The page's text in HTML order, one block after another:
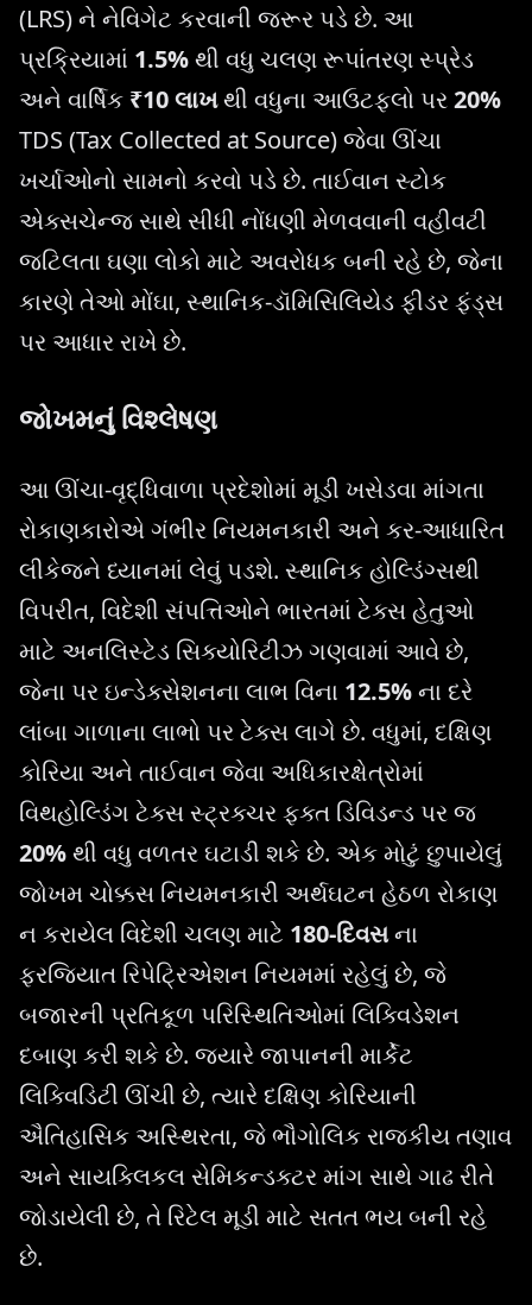
(LRS) ને નેવિગેટ કરવાની જરૂર પડે છે. આ
પ્રક્રિયામાં 1.5%થી વધુ ચલણ રૂપાંતરણ સ્પ્રેડ
અને વાર્ષિક ₹10 લાખથી વધુના આઉટફ્લો પર20%
TDS (Tax Collected at Source) જેવા ઊંચા
ખર્ચાઓનો સામનો કરવો પડે છે. તાઈવાન સ્ટોક
એક્સચેન્જ સાથે સીધી નોંધણી મેળવવાની વહીવટી
જટિલતા ઘણા લોકો માટે અવરોધક બની રહે છે, જેના
કારણે તેઓ મોંઘા, સ્થાનિક-ડૉમિસિલિયેડ ફીડર ફંડ્સ
પર આધાર રાખે છે.
જોખમનું વિશ્લેષણ
આ ઊંચા-વૃદ્ધિવાળા પ્રદેશોમાં મૂડી ખસેડવા માંગતા
રોકાણકારોએ ગંભીર નિયમનકારી અને કર-આધારિત
લીકેજને ધ્યાનમાં લેવું પડશે. સ્થાનિક હોલ્ડિંગ્સથી
વિપરીત, વિદેશી સંપત્તિઓને ભારતમાં ટેક્સ હેતુઓ
માટે અનલિસ્ટેડ સિક્યોરિટીઝ ગણવામાં આવે છે,
જેના પર ઇન્ડેક્સેશનના લાભ વિના 12.5%ના દરે
લાંબા ગાળાના લાભો પર ટેક્સ લાગે છે. વધુમાં, દક્ષિણ
કોરિયા અને તાઈવાન જેવા અધિકારક્ષેત્રોમાં
વિથહોલ્ડિંગ ટેક્સ સ્ટ્રક્ચર ફક્ત ડિવિડન્ડ પર જ
20%થી વધુ વળતર ઘટાડી શકે છે. એક મોટું છુપાયેલું
જોખમ ચોક્કસ નિયમનકારી અર્થઘટન હેઠળ રોકાણ
ન કરાયેલ વિદેશી ચલણ માટે 180-દિવસના
ફરજિયાત રિપેટ્રિએશન નિયમમાં રહેલું છે, જે
બજારની પ્રતિકૂળ પરિસ્થિતિઓમાં લિક્વિડેશન
દબાણ કરી શકે છે. જ્યારે જાપાનની માર્કેટ
લિક્વિડિટી ઊંચી છે, ત્યારે દક્ષિણ કોરિયાની
ઐતિહાસિક અસ્થિરતા, જે ભૌગોલિક રાજકીય તણાવ
અને સાયક્લિકલ સેમિકન્ડક્ટર માંગ સાથે ગાઢ રીતે
જોડાયેલી છે, તે રિટેલ મૂડી માટે સતત ભય બની રહે
છે.